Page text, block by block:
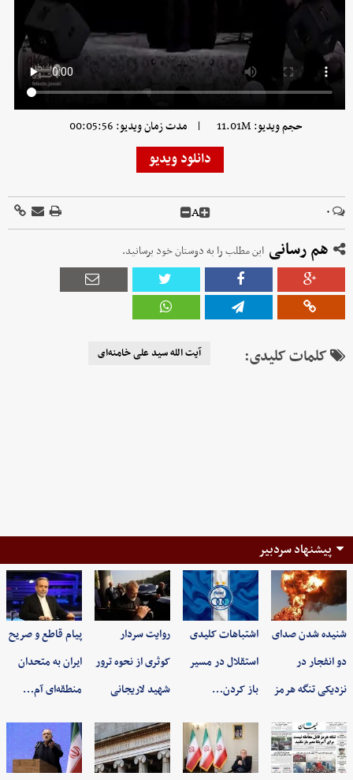
حجم ویدیو: 11.01M | مدت زمان ویدیو: 00:05:56
دانلود ویدیو
۰ A
هم رسانی این مطلب را به دوستان خود برسانید.
کلمات کلیدی: آیت الله سید علی خامنه‌ای
پیشنهاد سردبیر
شنیده شدن صدای
دو انفجار در
نزدیکی تنگه هرمز
اشتباهات کلیدی
استقلال در مسیر
باز کردن…
روایت سردار
کوثری از نحوه ترور
شهید لاریجانی
پیام قاطع و صریح
ایران به متحدان
منطقه‌ای آم…